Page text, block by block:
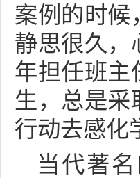
案例的时候
静思很久，
年担任班主
生，总是采
行动去感化
当代著